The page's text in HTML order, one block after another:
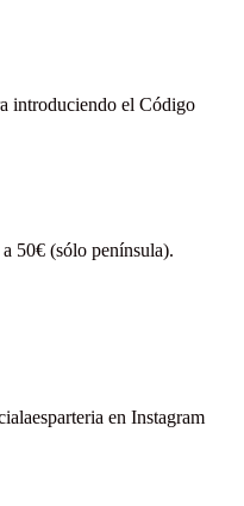
introduciendo el Código
50€ (sólo península).
en Instagram